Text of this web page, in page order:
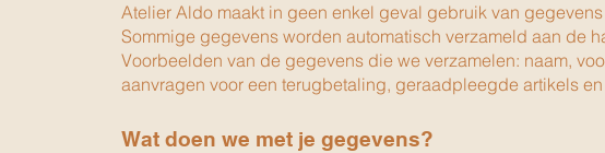
Atelier Aldo maakt in geen enkel geval gebruik van
Sommige gegevens worden automatisch verzameld aan de
Voorbeelden van de gegevens die we verzamelen: naam,
aanvragen voor een terugbetaling, geraadpleegde artikels
Wat doen we met je gegevens?